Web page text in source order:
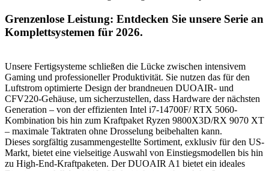
Grenzenlose Leistung: Entdecken Sie unsere Serie an
Komplettsystemen für 2026.
Unsere Fertigsysteme schließen die Lücke zwischen intensivem
Gaming und professioneller Produktivität. Sie nutzen das für den
Luftstrom optimierte Design der brandneuen DUOAIR- und
CFV220-Gehäuse, um sicherzustellen, dass Hardware der nächsten
Generation – von der effizienten Intel i7-14700F/ RTX 5060-
Kombination bis hin zum Kraftpaket Ryzen 9800X3D/RX 9070 XT
– maximale Taktraten ohne Drosselung beibehalten kann.
Dieses sorgfältig zusammengestellte Sortiment, exklusiv für den US-
Markt, bietet eine vielseitige Auswahl von Einstiegsmodellen bis hin
zu High-End-Kraftpaketen. Der DUOAIR A1 bietet ein ideales